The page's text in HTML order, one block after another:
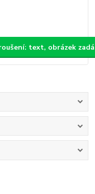
text, obrázek